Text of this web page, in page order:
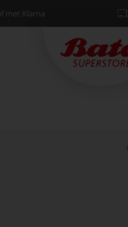
met Klarna